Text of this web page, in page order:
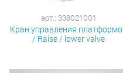
арт.: 338021001
Кран управления
/ Raise / lower valve